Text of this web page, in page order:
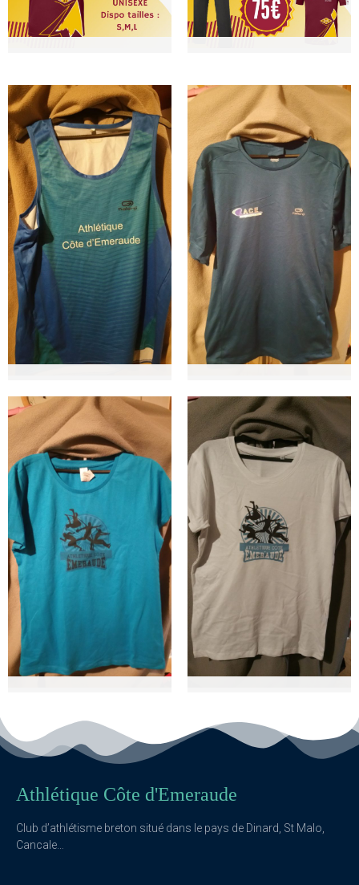
Ref. xxxxx
T-shirt aux couleurs de
l'ACB
75€
Ref. xxxx
Ensemble survêtement et
t-shirt aux couleurs de
l'ACB
Maillot - 10€
Ref. 212730
Maillot pour les meetings
ou l'entrainement aux
couleurs de l'ACE
T-shirt technique -
10€
Ref. 213233
Maillot bleu marine avec le
sigle de l'ACE
Ref. 213101
marqué "supporter" dans le
Ref. 213450
T-shirt blanc en coton
Athlétique Côte d'Emeraude
Club d’athlétisme breton situé dans le pays de Dinard, St Malo,
Cancale…